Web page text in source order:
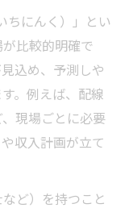
ちにんく）」とい
比較的明確で
込め、予測しや
。例えば、配線
現場ごとに必要
収入計画が立て
ど）を持つこと